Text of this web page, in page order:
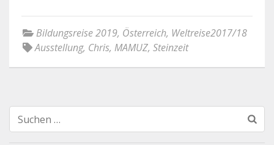
Bildungsreise 2019, Österreich, Weltreise2017/18
Ausstellung, Chris, MAMUZ, Steinzeit
Suchen
nach: